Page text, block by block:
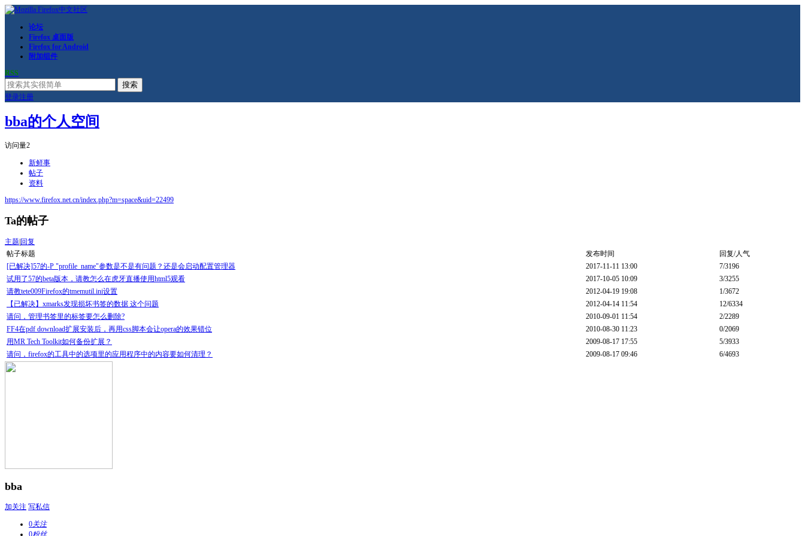
论坛
Firefox 桌面版
Firefox for Android
附加组件
RSS
搜索
登录注册
bba的个人空间
访问量2
新鲜事
帖子
资料
https://www.firefox.net.cn/index.php?m=space&uid=22499
Ta的帖子
主题 回复
帖子标题
发布时间
回复/人气
[已解决]57的-P "profile_name"参数是不是有问题？还是会启动配置管理器
2017-11-11 13:00 7/3196
试用了57的beta版本，请教怎么在虎牙直播使用html5观看
2017-10-05 10:09 3/3255
请教tete009Firefox的tmemutil.ini设置
2012-04-19 19:08 1/3672
【已解决】xmarks发现损坏书签的数据 这个问题
2012-04-14 11:54 12/6334
请问，管理书签里的标签要怎么删除?
2010-09-01 11:54 2/2289
FF4在pdf download扩展安装后，再用css脚本会让opera的效果错位
2010-08-30 11:23 0/2069
用MR Tech Toolkit如何备份扩展？
2009-08-17 17:55 5/3933
请问，firefox的工具中的选项里的应用程序中的内容要如何清理？
2009-08-17 09:46 6/4693
bba
加关注 写私信
0关注
0粉丝